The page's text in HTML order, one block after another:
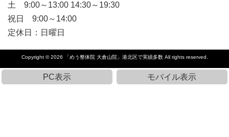
土 9:00～13:00 14:30～19:30
祝日 9:00～14:00
定休日：日曜日
Copyright © 2026 「めう整体院 大倉山院」港北区で実績多数All rights reserved.
PC表示 モバイル表示